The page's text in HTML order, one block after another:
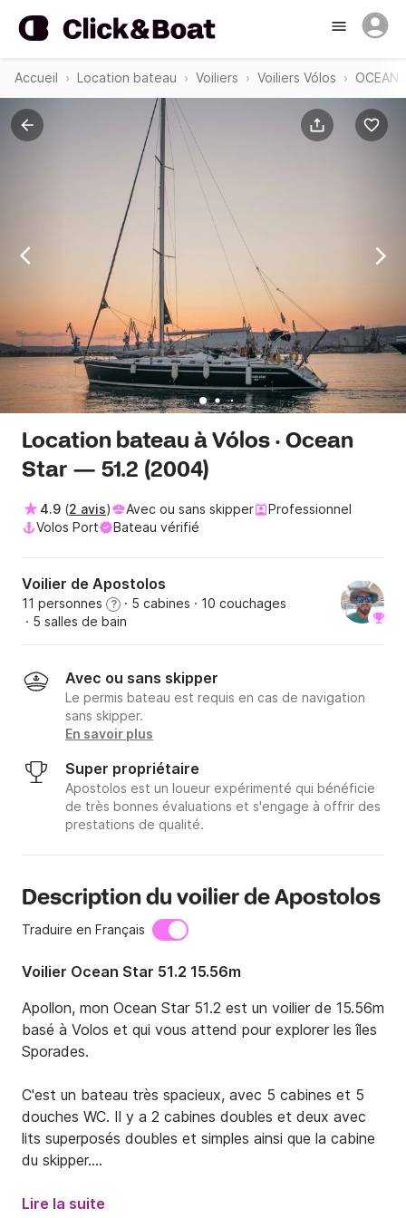
Accueil Location bateau Voiliers Voiliers Vólos OCEAN
Location bateau à Vólos · Ocean
Star — 51.2 (2004)
4.9 (2 avis) Avec ou sans skipper
Professionnel
Volos Port
Bateau vérifié
Voilier de Apostolos
11 personnes ? · 5 cabines · 10 couchages
· 5 salles de bain
Avec ou sans skipper
Le permis bateau est requis en cas de navigation
sans skipper.
En savoir plus
Super propriétaire
Apostolos est un loueur expérimenté qui bénéficie
de très bonnes évaluations et s'engage à offrir des
prestations de qualité.
Description du voilier de Apostolos
Traduire en Français
Voilier Ocean Star 51.2 15.56m
Apollon, mon Ocean Star 51.2 est un voilier de 15.56m
basé à Volos et qui vous attend pour explorer les îles
Sporades.
C'est un bateau très spacieux, avec 5 cabines et 5
douches WC. Il y a 2 cabines doubles et deux avec
lits superposés doubles et simples ainsi que la cabine
du skipper.
Sur le pont il y a beaucoup d'espace pour se déplacer
Lire la suite